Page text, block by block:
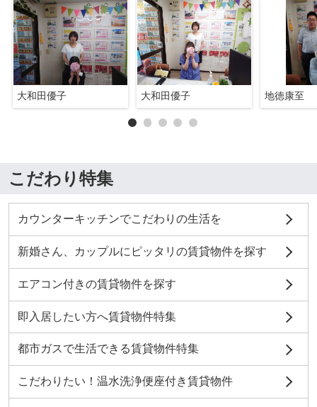
大和田優子 大和田優子 地徳康至
こだわり特集
カウンターキッチンでこだわりの生活を
新婚さん、カップルにピッタリの賃貸物件を探す
エアコン付きの賃貸物件を探す
即入居したい方へ賃貸物件特集
都市ガスで生活できる賃貸物件特集
こだわりたい！温水洗浄便座付き賃貸物件